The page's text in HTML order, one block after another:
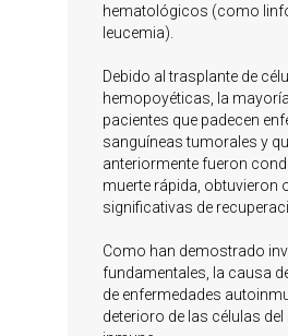
hematológicos (como
leucemia).
Debido al trasplante de
hemopoyéticas, la
pacientes que padecen
sanguíneas tumorales y
anteriormente fueron
muerte rápida, obtuvieron
significativas de
Como han demostrado
fundamentales, la causa
de enfermedades
deterioro de las células